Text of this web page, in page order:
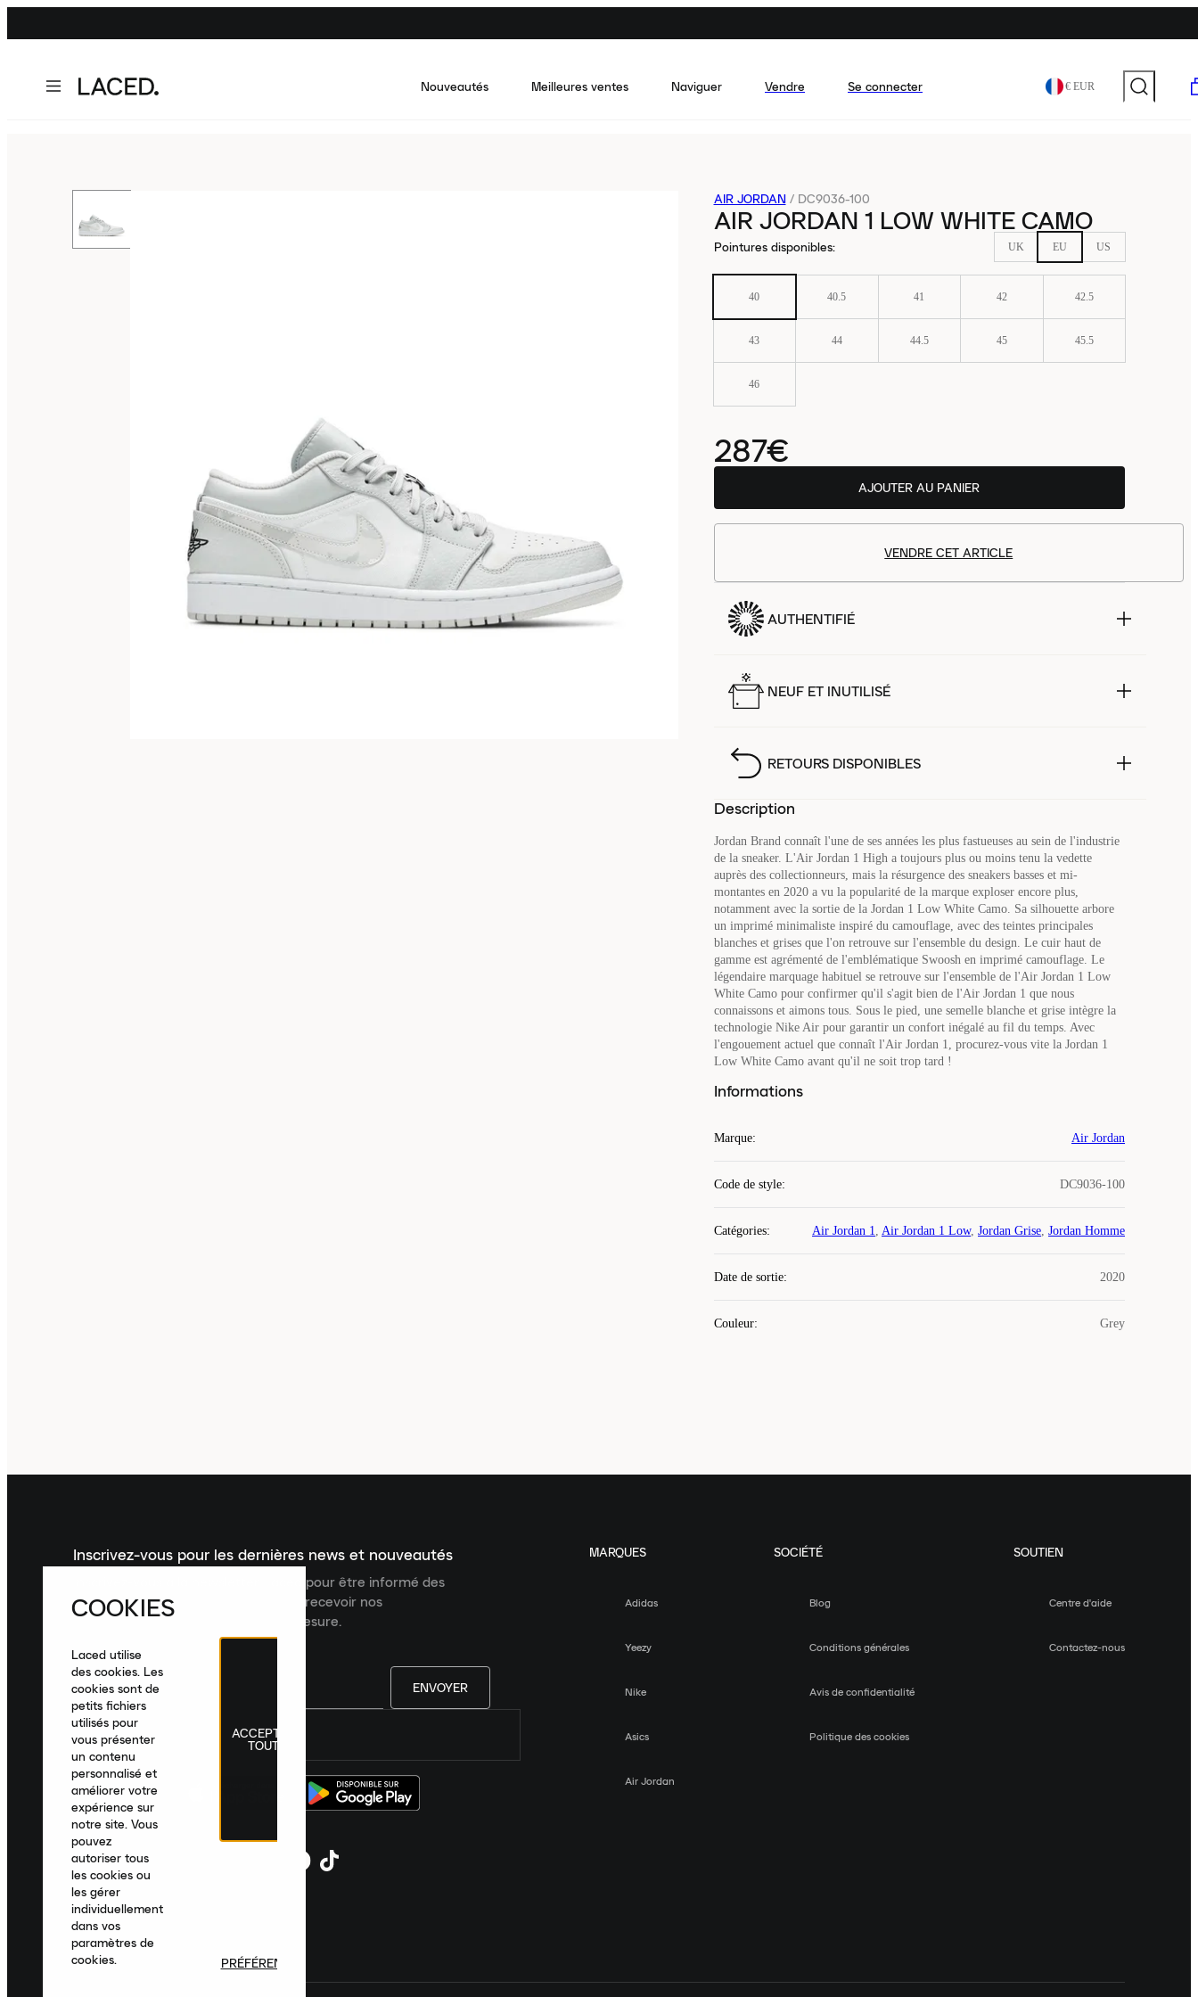
Nouveautés Meilleures ventes Naviguer Vendre Se connecter € EUR
AIR JORDAN / DC9036-100
AIR JORDAN 1 LOW WHITE CAMO
Pointures disponibles: UK EU US
40 40.5 41 42 42.5
43 44 44.5 45 45.5
46
287€
AJOUTER AU PANIER
VENDRE CET ARTICLE
AUTHENTIFIÉ
NEUF ET INUTILISÉ
RETOURS DISPONIBLES
Description
Jordan Brand connaît l'une de ses années les plus fastueuses au sein de l'industrie
de la sneaker. L'Air Jordan 1 High a toujours plus ou moins tenu la vedette
auprès des collectionneurs, mais la résurgence des sneakers basses et mi-
montantes en 2020 a vu la popularité de la marque exploser encore plus,
notamment avec la sortie de la Jordan 1 Low White Camo. Sa silhouette arbore
un imprimé minimaliste inspiré du camouflage, avec des teintes principales
blanches et grises que l'on retrouve sur l'ensemble du design. Le cuir haut de
gamme est agrémenté de l'emblématique Swoosh en imprimé camouflage. Le
légendaire marquage habituel se retrouve sur l'ensemble de l'Air Jordan 1 Low
White Camo pour confirmer qu'il s'agit bien de l'Air Jordan 1 que nous
connaissons et aimons tous. Sous le pied, une semelle blanche et grise intègre la
technologie Nike Air pour garantir un confort inégalé au fil du temps. Avec
l'engouement actuel que connaît l'Air Jordan 1, procurez-vous vite la Jordan 1
Low White Camo avant qu'il ne soit trop tard !
Informations
Marque: Air Jordan
Code de style: DC9036-100
Catégories: Air Jordan 1, Air Jordan 1 Low, Jordan Grise, Jordan Homme
Date de sortie: 2020
Couleur: Grey
Inscrivez-vous pour les dernières news et nouveautés
Inscrivez-vous à la newsletter Laced pour être informé des
dernières nouveautés, collections et recevoir nos
recommandations de produits sur mesure.
ENVOYER
France|Français
MARQUES
Adidas
Yeezy
Nike
Asics
Air Jordan
SOCIÉTÉ
Blog
Conditions générales
Avis de confidentialité
Politique des cookies
SOUTIEN
Centre d'aide
Contactez-nous
COOKIES
Laced utilise
des cookies. Les
cookies sont de
petits fichiers
utilisés pour
vous présenter
un contenu
personnalisé et
améliorer votre
expérience sur
notre site. Vous
pouvez
autoriser tous
les cookies ou
les gérer
individuellement
dans vos
paramètres de
cookies.
ACCEPTER
TOUT
PRÉFÉRENCES